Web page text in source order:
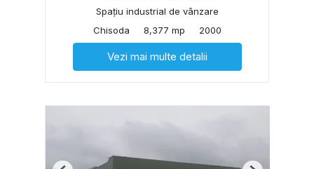
Spațiu industrial de vânzare
Chisoda
8,377 mp 2000
Vezi mai multe detalii